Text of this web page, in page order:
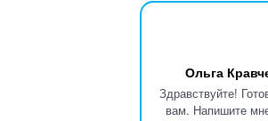
Ольга
Здравствуйте!
вам. Напишите